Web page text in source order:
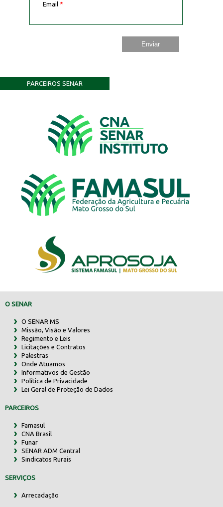
Email *
PARCEIROS SENAR
O SENAR
O SENAR MS
Missão, Visão e Valores
Regimento e Leis
Licitações e Contratos
Palestras
Onde Atuamos
Informativos de Gestão
Política de Privacidade
Lei Geral de Proteção de Dados
PARCEIROS
Famasul
CNA Brasil
Funar
SENAR ADM Central
Sindicatos Rurais
SERVIÇOS
Arrecadação